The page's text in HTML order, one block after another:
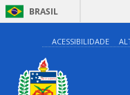
BRASIL
ACESSIBILIDADE